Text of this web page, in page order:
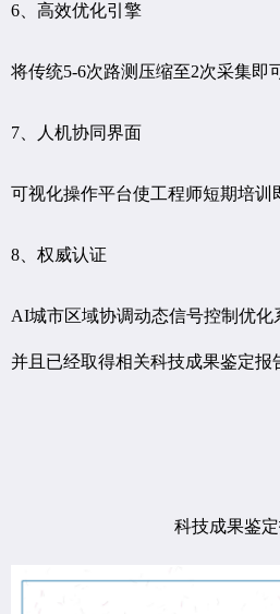
6、高效优化引擎
将传统5-6次路测压缩至2次采集即
7、人机协同界面
可视化操作平台使工程师短期培训
8、权威认证
AI城市区域协调动态信号控制优化
并且已经取得相关科技成果鉴定报
科技成果鉴